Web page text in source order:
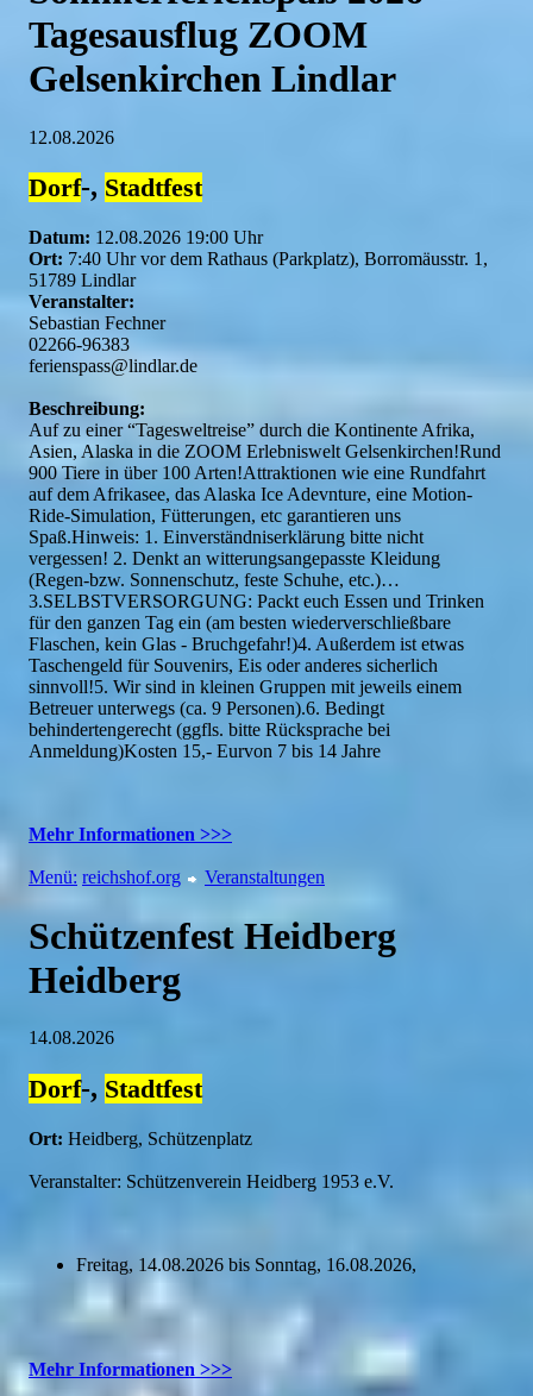
Tagesausflug ZOOM
Gelsenkirchen Lindlar
12.08.2026
Dorf-, Stadtfest
Datum: 12.08.2026 19:00 Uhr
Ort: 7:40 Uhr vor dem Rathaus (Parkplatz), Borromäusstr. 1,
51789 Lindlar
Veranstalter:
Sebastian Fechner
02266-96383
ferienspass@lindlar.de
Beschreibung:
Auf zu einer “Tagesweltreise” durch die Kontinente Afrika,
Asien, Alaska in die ZOOM Erlebniswelt Gelsenkirchen!Rund
900 Tiere in über 100 Arten!Attraktionen wie eine Rundfahrt
auf dem Afrikasee, das Alaska Ice Adevnture, eine Motion-
Ride-Simulation, Fütterungen, etc garantieren uns
Spaß.Hinweis: 1. Einverständniserklärung bitte nicht
vergessen! 2. Denkt an witterungsangepasste Kleidung
(Regen-bzw. Sonnenschutz, feste Schuhe, etc.)…
3.SELBSTVERSORGUNG: Packt euch Essen und Trinken
für den ganzen Tag ein (am besten wiederverschließbare
Flaschen, kein Glas - Bruchgefahr!)4. Außerdem ist etwas
Taschengeld für Souvenirs, Eis oder anderes sicherlich
sinnvoll!5. Wir sind in kleinen Gruppen mit jeweils einem
Betreuer unterwegs (ca. 9 Personen).6. Bedingt
behindertengerecht (ggfls. bitte Rücksprache bei
Anmeldung)Kosten 15,- Eurvon 7 bis 14 Jahre
Mehr Informationen >>>
Menü: reichshof.org Veranstaltungen
Schützenfest Heidberg
Heidberg
14.08.2026
Dorf-, Stadtfest
Ort: Heidberg, Schützenplatz
Veranstalter: Schützenverein Heidberg 1953 e.V.
Freitag, 14.08.2026 bis Sonntag, 16.08.2026,
Mehr Informationen >>>